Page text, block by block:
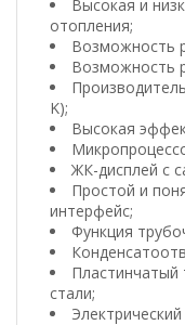
Высокая и
отопления;
Возможность
Возможность
K);
Высокая
ЖК-дисплей с
Простой и
интерфейс;
Функция
стали;